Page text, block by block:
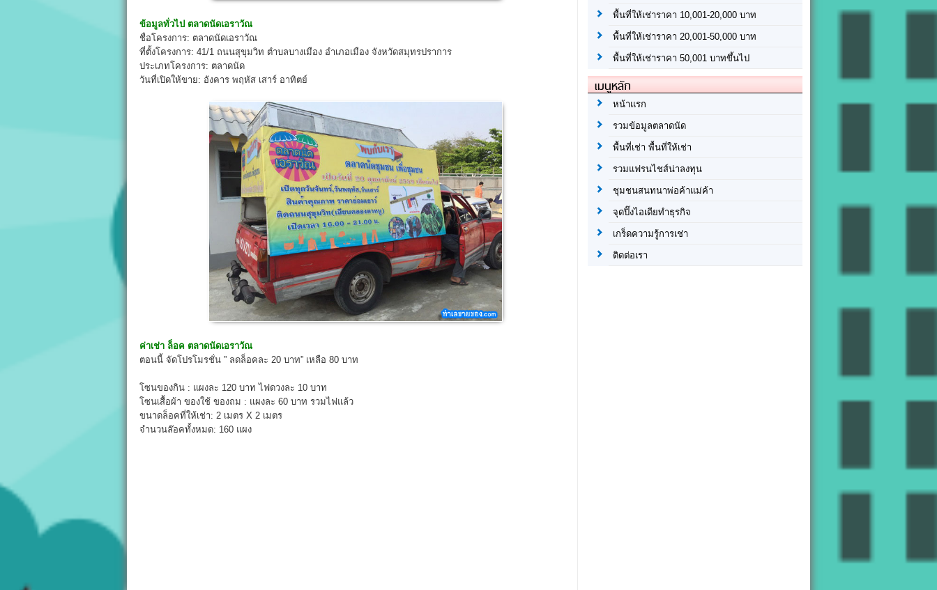
ข้อมูลทั่วไป ตลาดนัดเอราวัณ
ชื่อโครงการ: ตลาดนัดเอราวัณ
ที่ตั้งโครงการ: 41/1 ถนนสุขุมวิท ตำบลบางเมือง อำเภอเมือง จังหวัดสมุทรปราการ
ประเภทโครงการ: ตลาดนัด
วันที่เปิดให้ขาย: อังคาร พฤหัส เสาร์ อาทิตย์
ค่าเช่า ล็อค ตลาดนัดเอราวัณ
ตอนนี้ จัดโปรโมรชั่น ” ลดล็อคละ 20 บาท” เหลือ 80 บาท
โซนของกิน : แผงละ 120 บาท ไฟดวงละ 10 บาท
โซนเสื้อผ้า ของใช้ ของถม : แผงละ 60 บาท รวมไฟแล้ว
ขนาดล็อคที่ให้เช่า: 2 เมตร X 2 เมตร
จำนวนล๊อคทั้งหมด: 160 แผง
พื้นที่ให้เช่าราคา 10,001-20,000 บาท
พื้นที่ให้เช่าราคา 20,001-50,000 บาท
พื้นที่ให้เช่าราคา 50,001 บาทขึ้นไป
เมนูหลัก
หน้าแรก
รวมข้อมูลตลาดนัด
พื้นที่เช่า พื้นที่ให้เช่า
รวมแฟรนไชส์น่าลงทุน
ชุมชนสนทนาพ่อค้าแม่ค้า
จุดปิ๊งไอเดียทำธุรกิจ
เกร็ดความรู้การเช่า
ติดต่อเรา